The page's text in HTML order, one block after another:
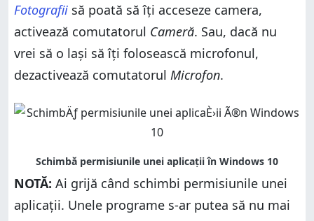
Fotografii să poată să îți acceseze camera,
activează comutatorul Cameră. Sau, dacă nu
vrei să o lași să îți folosească microfonul,
dezactivează comutatorul Microfon.
NOTĂ: Ai grijă când schimbi permisiunile unei
aplicații. Unele programe s-ar putea să nu mai